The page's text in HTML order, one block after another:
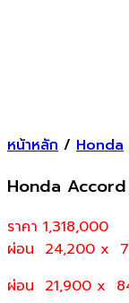
หน้าหลัก / Honda
Honda
ราคา 1,318,000
ผ่อน 24,200 x
ผ่อน 21,900 x